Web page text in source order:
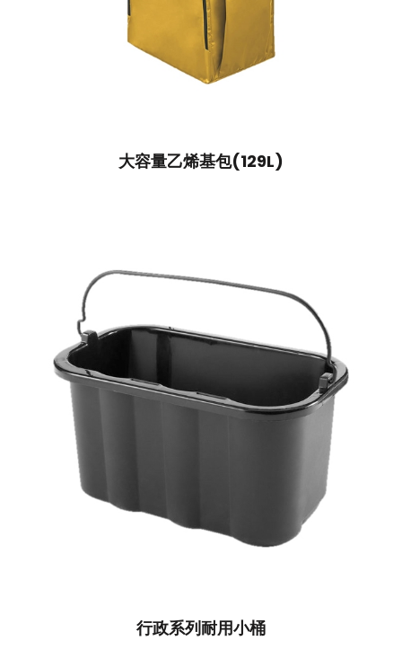
大容量乙烯基包(129L)
行政系列耐用小桶